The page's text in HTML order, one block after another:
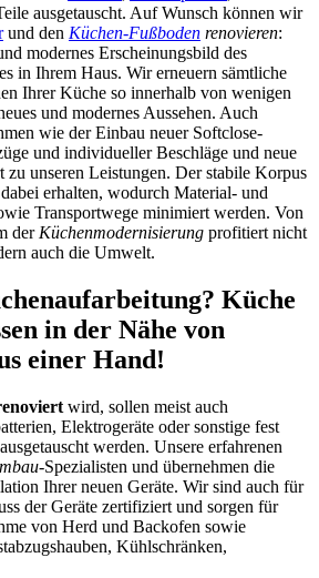
ausgetauscht. Auf Wunsch können wir
und den Küchen-Fußboden renovieren:
modernes Erscheinungsbild des
in Ihrem Haus. Wir erneuern sämtliche
Ihrer Küche so innerhalb von wenigen
und modernes Aussehen. Auch
wie der Einbau neuer Softclose-
und individueller Beschläge und neue
zu unseren Leistungen. Der stabile Korpus
erhalten, wodurch Material- und
Transportwege minimiert werden. Von
der Küchenmodernisierung profitiert nicht
auch die Umwelt.
Küche
in der Nähe von
einer Hand!
wird, sollen meist auch
Elektrogeräte oder sonstige fest
werden. Unsere erfahrenen
-Spezialisten und übernehmen die
Ihrer neuen Geräte. Wir sind auch für
der Geräte zertifiziert und sorgen für
von Herd und Backofen sowie
Kühlschränken,